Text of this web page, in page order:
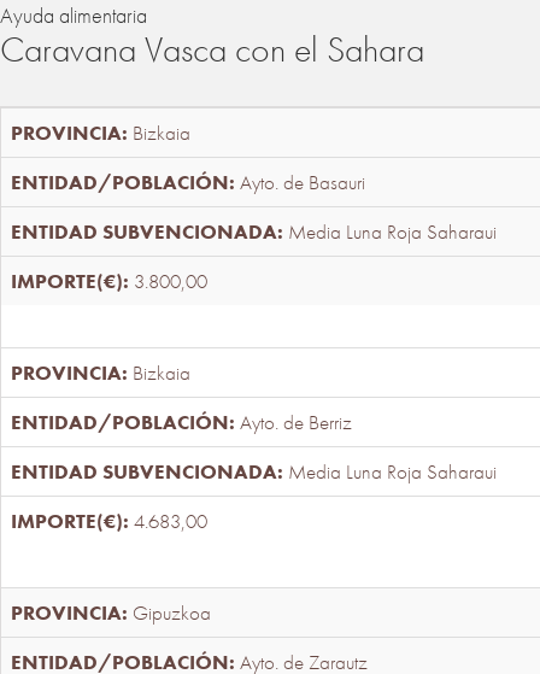
Ayuda alimentaria
Caravana Vasca con el Sahara
Bizkaia
Ayto. de Basauri
Media Luna Roja Saharaui
3.800,00
Bizkaia
Ayto. de Berriz
Media Luna Roja Saharaui
4.683,00
Gipuzkoa
Ayto. de Zarautz